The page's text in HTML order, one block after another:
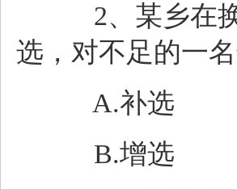
2、某乡在换
选，对不足的一
A.补选
B.增选